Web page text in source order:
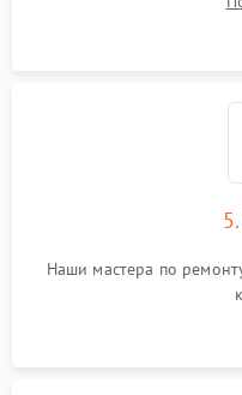
Наши мастера по